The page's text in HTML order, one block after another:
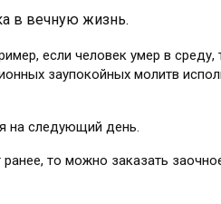
в вечную жизнь.
если человек умер в среду,
заупокойных молитв
на следующий день.
то можно заказать